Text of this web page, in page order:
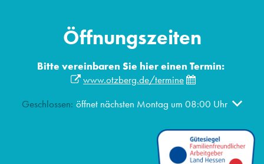
Öffnungszeiten
Bitte vereinbaren Sie hier einen Termin:
www.otzberg.de/termine
Klicken, um weitere Öffnungs- oder Schließzeiten
Geschlossen: öffnet nächsten Montag um 08:00 Uhr